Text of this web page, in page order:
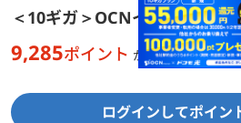
＜10ギガ＞OCNインターネッ
9,285ポイント が貯まる
ログインしてポイン